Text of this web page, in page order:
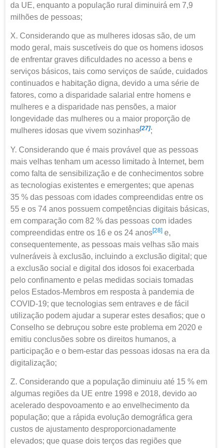
da UE, enquanto a população rural diminuirá em 7,9
milhões de pessoas;
X. Considerando que as mulheres idosas são, de um
modo geral, mais suscetíveis do que os homens idosos
de enfrentar graves dificuldades no acesso a bens e
serviços básicos, tais como serviços de saúde, cuidados
continuados e habitação digna, devido a uma série de
fatores, como a disparidade salarial entre homens e
mulheres e a disparidade nas pensões, a maior
longevidade das mulheres ou a maior proporção de
mulheres idosas que vivem sozinhas[27];
Y. Considerando que é mais provável que as pessoas
mais velhas tenham um acesso limitado à Internet, bem
como falta de sensibilização e de conhecimentos sobre
as tecnologias existentes e emergentes; que apenas
35 % das pessoas com idades compreendidas entre os
55 e os 74 anos possuem competências digitais básicas,
em comparação com 82 % das pessoas com idades
compreendidas entre os 16 e os 24 anos[28] e,
consequentemente, as pessoas mais velhas são mais
vulneráveis à exclusão, incluindo a exclusão digital; que
a exclusão social e digital dos idosos foi exacerbada
pelo confinamento e pelas medidas sociais tomadas
pelos Estados-Membros em resposta à pandemia de
COVID-19; que tecnologias sem entraves e de fácil
utilização podem ajudar a superar estes desafios; que o
Conselho se debruçou sobre este problema em 2020 e
emitiu conclusões sobre os direitos humanos, a
participação e o bem-estar das pessoas idosas na era da
digitalização;
Z. Considerando que a população diminuiu até 15 % em
algumas regiões da UE entre 1998 e 2018, devido ao
acelerado despovoamento e ao envelhecimento da
população; que a rápida evolução demográfica gera
custos de ajustamento desproporcionadamente
elevados; que quase dois terços das regiões que